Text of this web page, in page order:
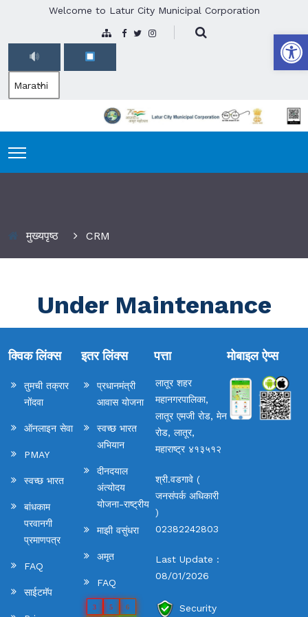
Welcome to Latur City Municipal Corporation
Marathi
मुख्यपृष्ठ CRM
Under Maintenance
क्विक लिंक्स
तुमची तक्रार
नोंदवा
ऑनलाइन सेवा
PMAY
स्वच्छ भारत
बांधकाम
परवानगी
प्रमाणपत्र
FAQ
साईटमॅप
इतर लिंक्स
प्रधानमंत्री
आवास योजना
स्वच्छ भारत
अभियान
दीनदयाल
अंत्योदय
योजना-राष्ट्रीय
माझी वसुंधरा
अमृत
FAQ
3 5 6
पत्ता
लातूर शहर
महानगरपालिका,
लातूर एमजी रोड, मेन
रोड, लातूर,
महाराष्ट्र ४१३५१२
श्री.वडगावे (
जनसंपर्क अधिकारी
)
02382242803
Last Update :
08/01/2026
Security
मोबाइल ऐप्स